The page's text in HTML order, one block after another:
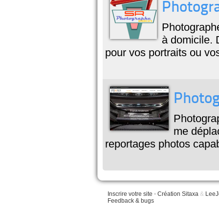
à domicile.
pour vos portraits ou
me
reportages photos
Inscrire votre site • Création Sitaxa &
Feedback & bugs